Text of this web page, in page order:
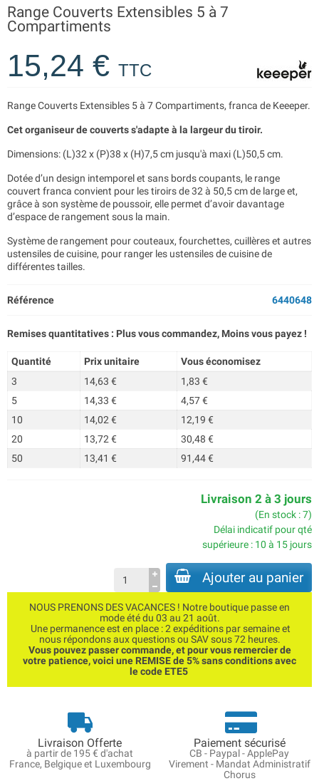
Range Couverts Extensibles 5 à 7
Compartiments
15,24 € TTC
Range Couverts Extensibles 5 à 7 Compartiments, franca de Keeeper.
Cet organiseur de couverts s'adapte à la largeur du tiroir.
Dimensions: (L)32 x (P)38 x (H)7,5 cm jusqu'à maxi (L)50,5 cm.
Dotée d’un design intemporel et sans bords coupants, le range
couvert franca convient pour les tiroirs de 32 à 50,5 cm de large et,
grâce à son système de poussoir, elle permet d’avoir davantage
d’espace de rangement sous la main.
Système de rangement pour couteaux, fourchettes, cuillères et autres
ustensiles de cuisine, pour ranger les ustensiles de cuisine de
différentes tailles.
Référence 6440648
Remises quantitatives : Plus vous commandez, Moins vous payez !
Quantité Prix unitaire
Vous économisez
3
14,63 €
1,83 €
5
14,33 €
4,57 €
10
14,02 €
12,19 €
20
13,72 €
30,48 €
50
13,41 € 91,44 €
Livraison 2 à 3 jours
(En stock : 7)
Délai indicatif pour qté
supérieure : 10 à 15 jours
Ajouter au panier
NOUS PRENONS DES VACANCES ! Notre boutique passe en
mode été du 03 au 21 août.
Une permanence est en place : 2 expéditions par semaine et
nous répondons aux questions ou SAV sous 72 heures.
Vous pouvez passer commande, et pour vous remercier de
votre patience, voici une REMISE de 5% sans conditions avec
le code ETE5
Livraison Offerte
à partir de 195 € d'achat
France, Belgique et Luxembourg
Paiement sécurisé
CB - Paypal - ApplePay
Virement - Mandat Administratif
Chorus